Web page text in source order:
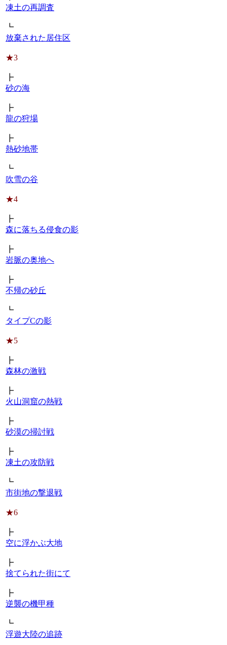
凍土の再調査
┗
放棄された居住区
★3
┣
砂の海
┣
龍の狩場
┣
熱砂地帯
┗
吹雪の谷
★4
┣
森に落ちる侵食の影
┣
岩脈の奥地へ
┣
不帰の砂丘
┗
タイプCの影
★5
┣
森林の激戦
┣
火山洞窟の熱戦
┣
砂漠の掃討戦
┣
凍土の攻防戦
┗
市街地の撃退戦
★6
┣
空に浮かぶ大地
┣
捨てられた街にて
┣
逆襲の機甲種
┗
浮遊大陸の追跡